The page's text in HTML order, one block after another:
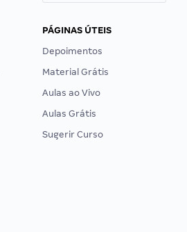
PÁGINAS ÚTEIS
Depoimentos
Material Grátis
Aulas ao Vivo
Aulas Grátis
Sugerir Curso